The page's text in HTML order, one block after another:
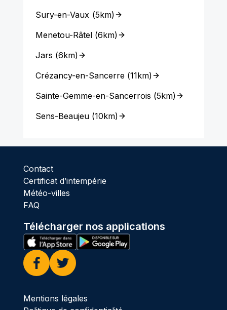
Sury-en-Vaux (5km)
Menetou-Râtel(6km)
Jars (6km)
Crézancy-en-Sancerre(11km)
Sainte-Gemme-en-Sancerrois (5km)
Sens-Beaujeu(10km)
Contact
Certificat d’intempérie
Météo-villes
FAQ
Télécharger nos applications
Facebook
Twitter
Mentions légales